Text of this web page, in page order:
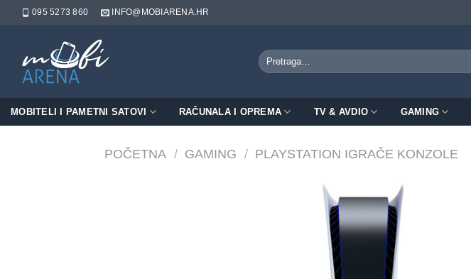
095 5273 860 INFO@MOBIARENA.HR
Pretraži:
MOBITELI I PAMETNI SATOVI RAČUNALA I OPREMA TV & AVDIO GAMING
POČETNA / GAMING / PLAYSTATION IGRAČE KONZOLE